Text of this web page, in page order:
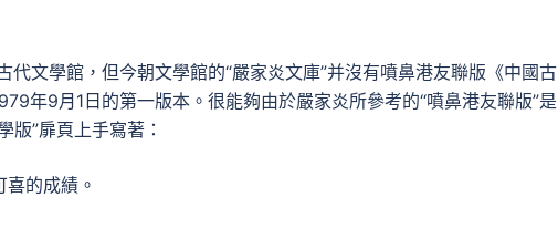
文學館，但今朝文學館的“嚴家炎文庫”并沒有噴鼻港友聯版《中國古
年9月1日的第一版本。很能夠由於嚴家炎所參考的“噴鼻港友聯版”是
版”扉頁上手寫著：
的成績。